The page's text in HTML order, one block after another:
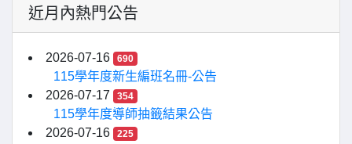
近月內熱門公告
2026-07-16 690
115學年度新生編班名冊-公告
2026-07-17
354
115學年度導師抽籤結果公告
2026-07-16
225